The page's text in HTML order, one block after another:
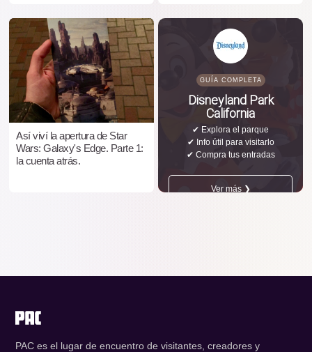
Así viví la apertura de Star
Wars: Galaxy's Edge. Parte 1:
la cuenta atrás.
GUÍA COMPLETA
Disneyland Park
California
✔ Explora el parque
✔ Info útil para visitarlo
✔ Compra tus entradas
Ver más ❯
PAC es el lugar de encuentro de visitantes, creadores y